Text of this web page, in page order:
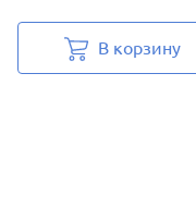
В корзину